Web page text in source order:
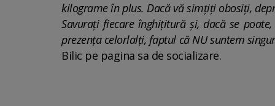
kilograme în plus. Dacă vă simțiți obosiți,
Savurați fiecare înghițitură și, dacă se
prezența celorlalți, faptul că NU suntem
Bilic pe pagina sa de socializare.